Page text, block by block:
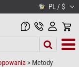
PL / $
> Metody